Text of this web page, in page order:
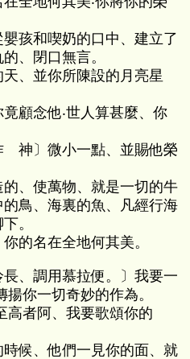
孩和喫奶的口中、建立了
、閉口無言。
、並你所陳設的月亮星
顧念他‧世人算甚麼、你
神〕微小一點、並賜他榮
、使萬物、就是一切的牛
鳥、海裏的魚、凡經行海
。
的名在全地何其美。
長、調用慕拉便。〕我要一
揚你一切奇妙的作為。
高者阿、我要歌頌你的
候、他們一見你的面、就